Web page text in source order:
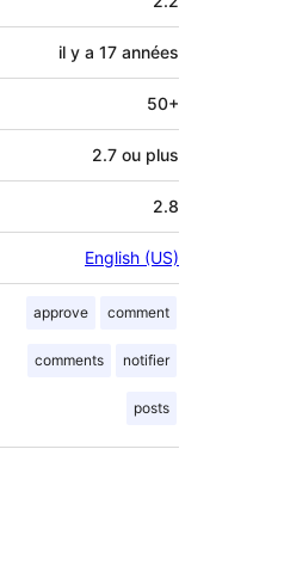
il y a 17 années
50+
2.7 ou plus
2.8
English (US)
approve comment
comments notifier
posts